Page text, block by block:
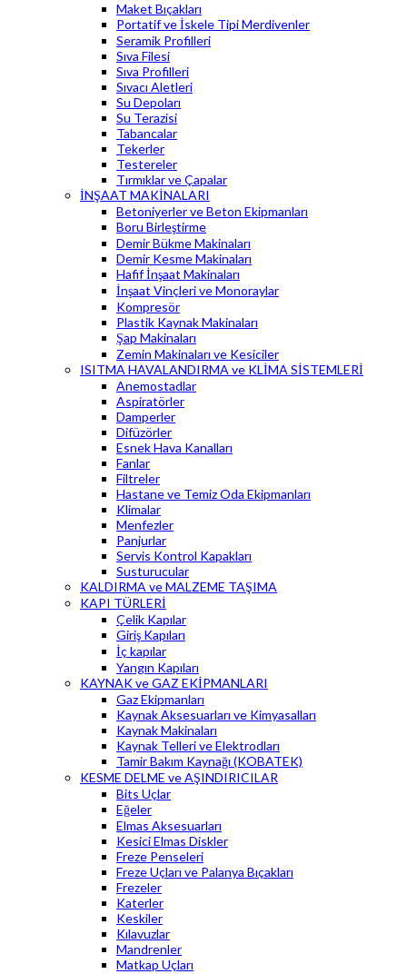
Maket Bıçakları
Portatif ve İskele Tipi Merdivenler
Seramik Profilleri
Sıva Filesi
Sıva Profilleri
Sıvacı Aletleri
Su Depoları
Su Terazisi
Tabancalar
Tekerler
Testereler
Tırmıklar ve Çapalar
İNŞAAT MAKİNALARI
Betoniyerler ve Beton Ekipmanları
Boru Birleştirme
Demir Bükme Makinaları
Demir Kesme Makinaları
Hafif İnşaat Makinaları
İnşaat Vinçleri ve Monoraylar
Kompresör
Plastik Kaynak Makinaları
Şap Makinaları
Zemin Makinaları ve Kesiciler
ISITMA HAVALANDIRMA ve KLİMA SİSTEMLERİ
Anemostadlar
Aspiratörler
Damperler
Difüzörler
Esnek Hava Kanalları
Fanlar
Filtreler
Hastane ve Temiz Oda Ekipmanları
Klimalar
Menfezler
Panjurlar
Servis Kontrol Kapakları
Susturucular
KALDIRMA ve MALZEME TAŞIMA
KAPI TÜRLERİ
Çelik Kapılar
Giriş Kapıları
İç kapılar
Yangın Kapıları
KAYNAK ve GAZ EKİPMANLARI
Gaz Ekipmanları
Kaynak Aksesuarları ve Kimyasalları
Kaynak Makinaları
Kaynak Telleri ve Elektrodları
Tamir Bakım Kaynağı (KOBATEK)
KESME DELME ve AŞINDIRICILAR
Bits Uçlar
Eğeler
Elmas Aksesuarları
Kesici Elmas Diskler
Freze Penseleri
Freze Uçları ve Palanya Bıçakları
Frezeler
Katerler
Keskiler
Kılavuzlar
Mandrenler
Matkap Uçları